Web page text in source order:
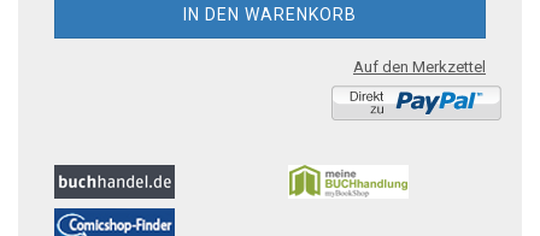
Auf den Merkzettel